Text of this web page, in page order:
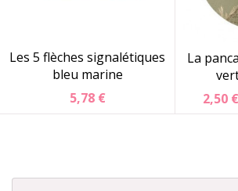
Les 5 flèches signalétiques
bleu marine
5,78 €
La
2,50 €